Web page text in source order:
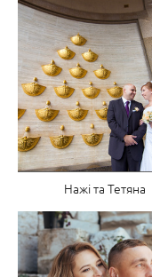
Нажі та Тетяна